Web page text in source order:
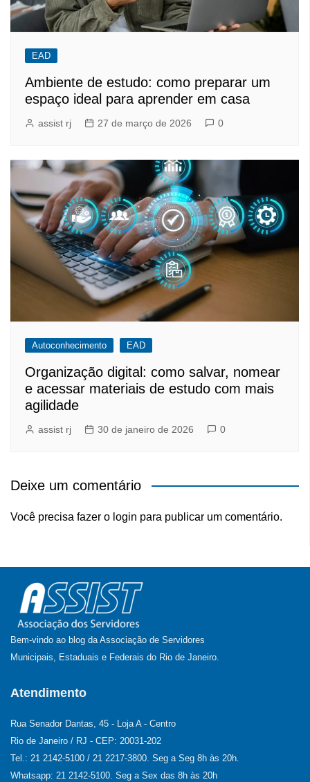
EAD
Ambiente de estudo: como preparar um
espaço ideal para aprender em casa
assist rj 27 de março de 2026 0
Autoconhecimento EAD
Organização digital: como salvar, nomear
e acessar materiais de estudo com mais
agilidade
assist rj 30 de janeiro de 2026 0
Deixe um comentário
Você precisa fazer o login para publicar um comentário.
Bem-vindo ao blog da Associação de Servidores
Municipais, Estaduais e Federais do Rio de Janeiro.
Atendimento
Rua Senador Dantas, 45 - Loja A - Centro
Rio de Janeiro / RJ - CEP: 20031-202
Tel.: 21 2142-5100 / 21 2217-3800. Seg a Seg 8h às 20h.
Whatsapp: 21 2142-5100. Seg a Sex das 8h às 20h